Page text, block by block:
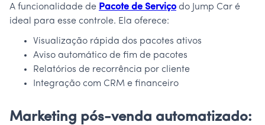
A funcionalidade de Pacote de Serviço do Jump Car é
ideal para esse controle. Ela oferece:
Visualização rápida dos pacotes ativos
Aviso automático de fim de pacotes
Relatórios de recorrência por cliente
Integração com CRM e financeiro
Marketing pós-venda automatizado: